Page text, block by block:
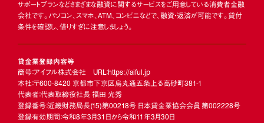
サポートプランなどさまざまな融資に関するサービスをご用意している消費者金融
会社です。パソコン、スマホ、ATM、コンビニなどで、融資・返済が可能です。貸付
条件を確認し、借りすぎに注意しましょう。
貸金業登録内容等
商号：アイフル株式会社 URL：https://aiful.jp
本社：〒600-8420 京都市下京区烏丸通五条上る高砂町381-1
代表者：代表取締役社長 福田 光秀
登録番号：近畿財務局長(15)第00218号 日本貸金業協会会員 第002228号
登録有効期間：令和8年3月31日から令和11年3月30日